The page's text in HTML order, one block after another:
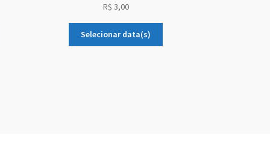
R$ 3,00
Selecionar data(s)